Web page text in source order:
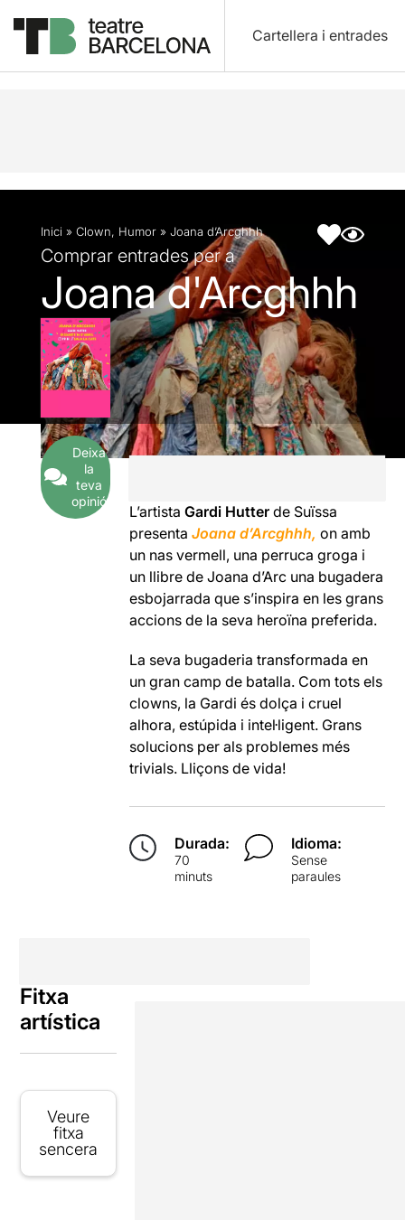
Cartellera i entrades
Descripció Fitxa artística Articles
Inici » Clown, Humor » Joana d’Arcghhh
Comprar entrades per a
Joana d'Arcghhh
Deixa
la
teva
opinió
L’artistaGardi Hutter de Suïssa
presentaJoana d’Arcghhh, on amb
un nas vermell, una perruca groga i
un llibre de Joana d’Arc una bugadera
esbojarrada que s’inspira en les grans
accions de la seva heroïna preferida.
La seva bugaderia transformada en
un gran camp de batalla. Com tots els
clowns, la Gardi és dolça i cruel
alhora, estúpida i intel·ligent. Grans
solucions per als problemes més
trivials. Lliçons de vida!
Durada:
70
minuts
Idioma:
Sense
paraules
Fitxa
artística
Veure
fitxa
sencera